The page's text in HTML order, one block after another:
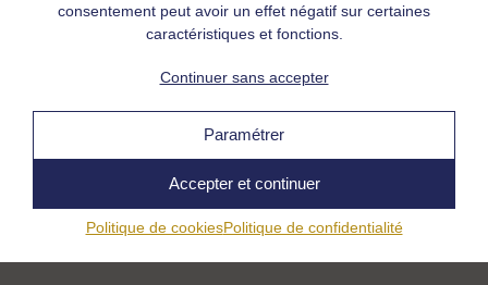
consentement peut avoir un effet négatif sur certaines
caractéristiques et fonctions.
Accepter et continuer
Continuer sans accepter
Paramétrer
Politique de cookiesPolitique de confidentialité
Informations et coordonnées
Lieu de l'évènement